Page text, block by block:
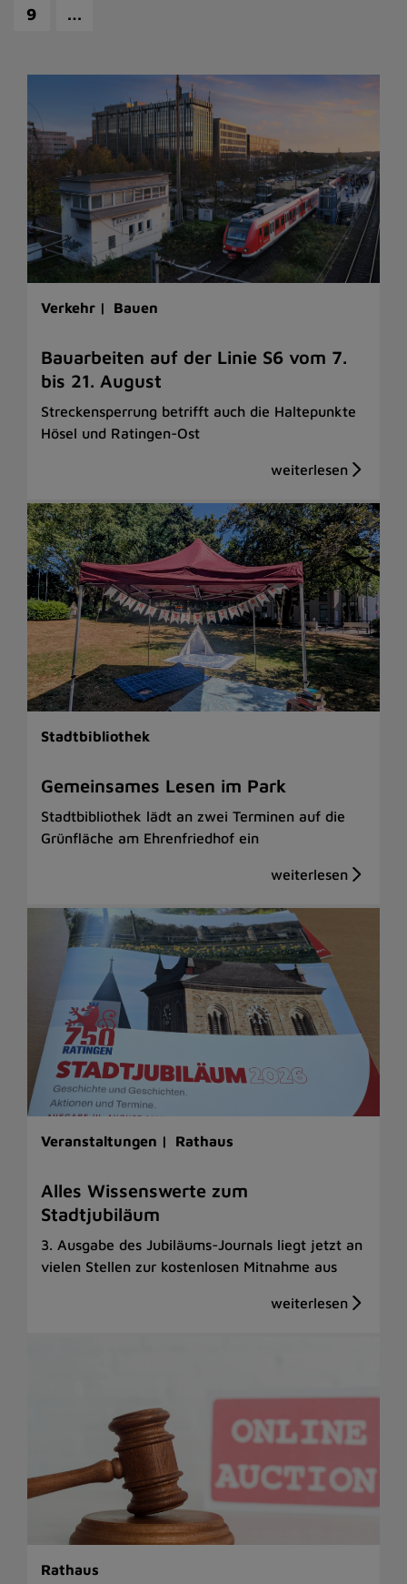
9
…
Verkehr | Bauen
Bauarbeiten auf der Linie S6 vom 7.
bis 21. August
Streckensperrung betrifft auch die Haltepunkte
Hösel und Ratingen-Ost
Stadtbibliothek
Gemeinsames Lesen im Park
Stadtbibliothek lädt an zwei Terminen auf die
Grünfläche am Ehrenfriedhof ein
Veranstaltungen | Rathaus
Alles Wissenswerte zum
Stadtjubiläum
3. Ausgabe des Jubiläums-Journals liegt jetzt an
vielen Stellen zur kostenlosen Mitnahme aus
Rathaus